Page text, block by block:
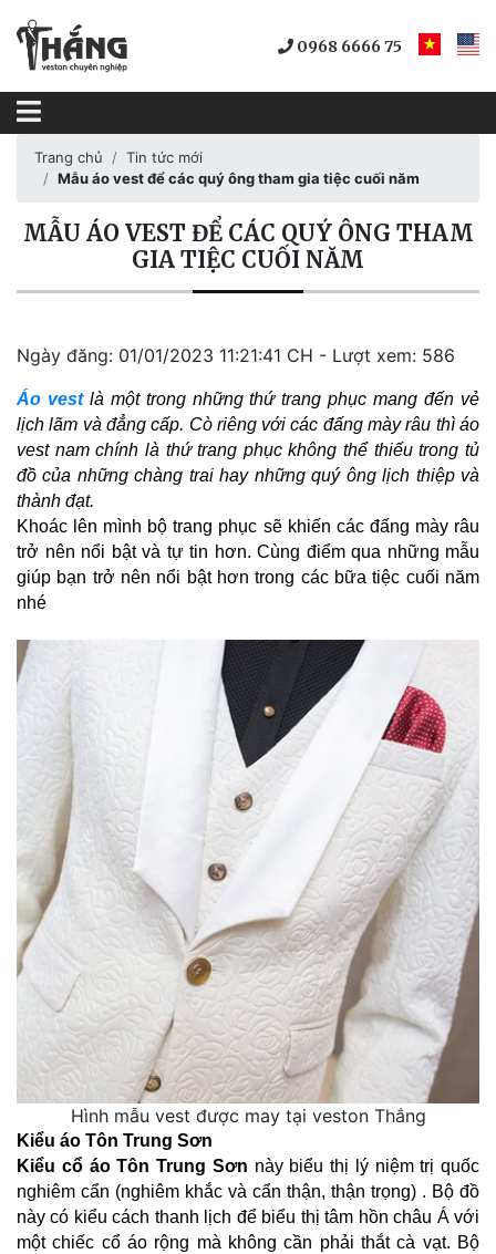
0968 6666 75
Trang chủ
Tin tức mới
Mẫu áo vest để các quý ông tham gia tiệc cuối năm
MẪU ÁO VEST ĐỂ CÁC QUÝ ÔNG THAM
GIA TIỆC CUỐI NĂM
Ngày đăng: 01/01/2023 11:21:41 CH - Lượt xem: 586
Áo vest là một trong những thứ trang phục mang đến vẻ
lịch lãm và đẳng cấp. Cò riêng với các đấng mày râu thì áo
vest nam chính là thứ trang phục không thể thiếu trong tủ
đồ của những chàng trai hay những quý ông lịch thiệp và
thành đạt.
Khoác lên mình bộ trang phục sẽ khiến các đấng mày râu
trở nên nổi bật và tự tin hơn. Cùng điểm qua những mẫu
giúp bạn trở nên nổi bật hơn trong các bữa tiệc cuối năm
nhé
Hình mẫu vest được may tại veston Thắng
Kiểu áo Tôn Trung Sơn
Kiểu cổ áo Tôn Trung Sơn này biểu thị lý niệm trị quốc
nghiêm cẩn (nghiêm khắc và cẩn thận, thận trọng) . Bộ đồ
này có kiểu cách thanh lịch để biểu thị tâm hồn châu Á với
một chiếc cổ áo rộng mà không cần phải thắt cà vạt. Bộ